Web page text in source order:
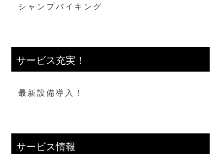
シャンプバイキング
サービス充実！
最新設備導入！
サービス情報